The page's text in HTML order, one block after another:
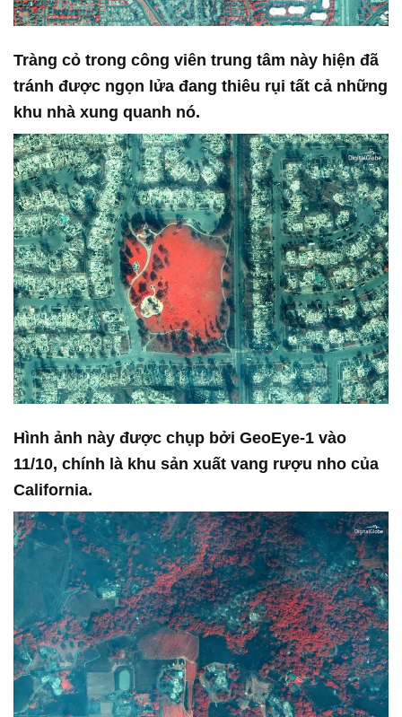
Tràng cỏ trong công viên trung tâm này hiện đã
tránh được ngọn lửa đang thiêu rụi tất cả những
khu nhà xung quanh nó.
Hình ảnh này được chụp bởi GeoEye-1 vào
11/10, chính là khu sản xuất vang rượu nho của
California.